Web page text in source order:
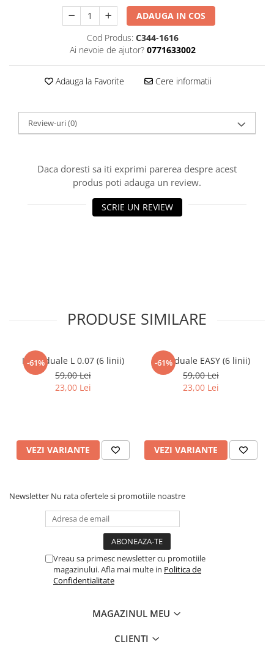
ADAUGA IN COS
Cod Produs: C344-1616
Ai nevoie de ajutor? 0771633002
Adauga la Favorite Cere informatii
Review-uri(0)
Daca doresti sa iti exprimi parerea despre acest
produs poti adauga un review.
SCRIE UN REVIEW
PRODUSE SIMILARE
-61%
Individuale L 0.07 (6 linii)
59,00 Lei
23,00 Lei
VEZI VARIANTE
-61%
Individuale EASY (6 linii)
59,00 Lei
23,00 Lei
VEZI VARIANTE
Newsletter Nu rata ofertele si promotiile noastre
Vreau sa primesc newsletter cu promotiile
magazinului. Afla mai multe in Politica de
Confidentialitate
MAGAZINUL MEU
CLIENTI